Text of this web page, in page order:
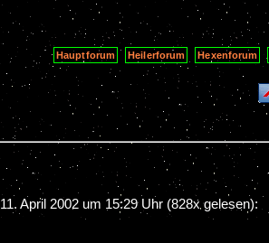
Hauptforum Heilerforum Hexenforum
11. April 2002 um 15:29 Uhr (828x gelesen):